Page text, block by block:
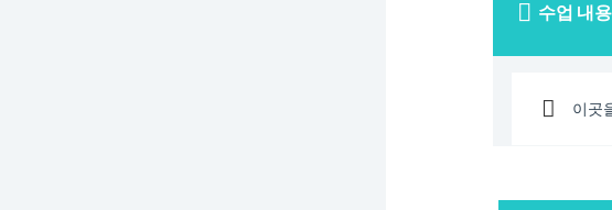
수업 내용
이곳